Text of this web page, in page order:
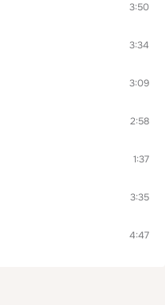
3:50
3:34
3:09
2:58
1:37
3:35
4:47